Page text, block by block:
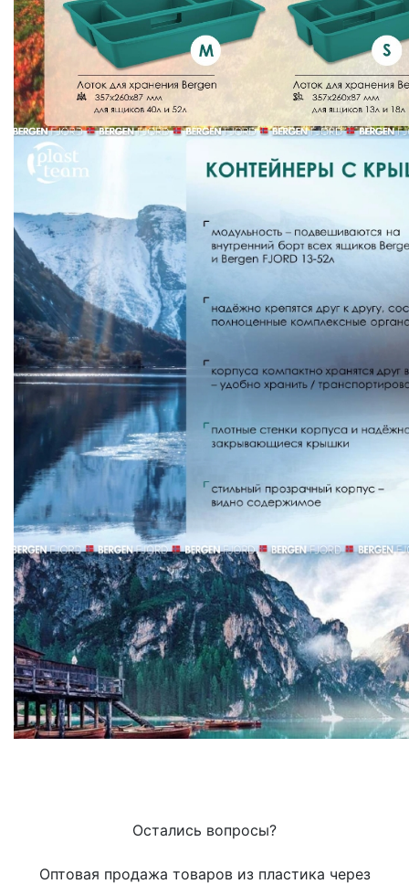
Остались вопросы?
Оптовая продажа товаров из пластика через